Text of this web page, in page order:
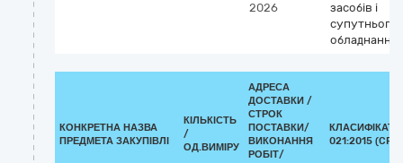
2026
засобів і
супутнього
обладнання
КОНКРЕТНА НАЗВА
ПРЕДМЕТА ЗАКУПІВЛІ
КІЛЬКІСТЬ
/
ОД.ВИМІРУ
АДРЕСА
ДОСТАВКИ /
СТРОК
ПОСТАВКИ/
ВИКОНАННЯ
РОБІТ/
021:2015 (CPV)